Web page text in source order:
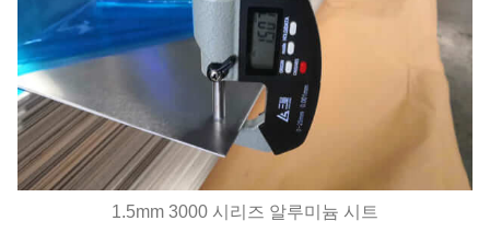
1.5mm 3000 시리즈 알루미늄 시트